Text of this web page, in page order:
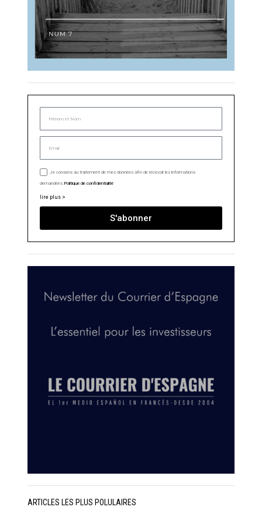
Je consens au traitement de mes données afin de recevoir les informations
demandées.Politique de confidentialité
lire plus >
S'abonner
ARTICLES LES PLUS POLULAIRES